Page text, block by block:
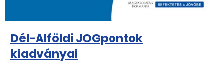
Dél-Alföldi JOGpontok
kiadványai